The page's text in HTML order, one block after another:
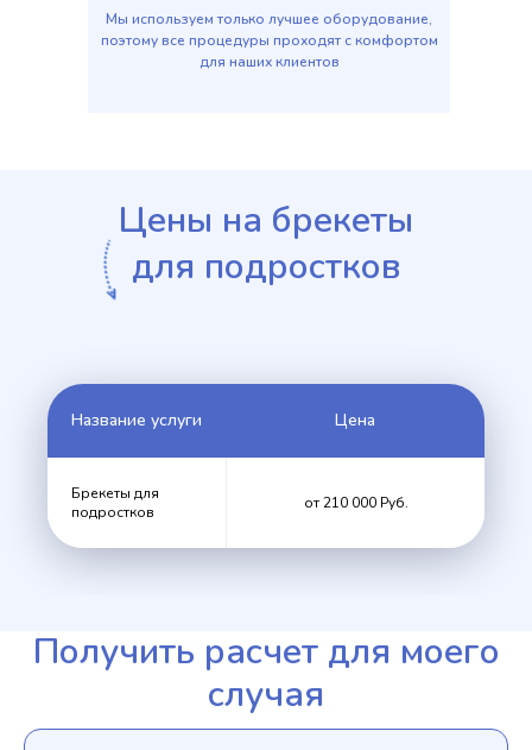
Мы используем только лучшее оборудование,
поэтому все процедуры проходят с комфортом
для наших клиентов
Цены на брекеты
для подростков
Название услуги Цена
Брекеты для
подростков
от 210 000 Руб.
Получить расчет для моего
случая